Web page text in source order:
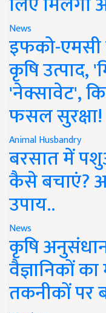
News
इफको-एमसी
कृषि उत्पाद,
'नेक्सावेट',
फसल सुरक्षा!
Animal Husbandry
बरसात में
कैसे बचाएं?
उपाय..
News
कृषि
वैज्ञानिकों
तकनीकों पर